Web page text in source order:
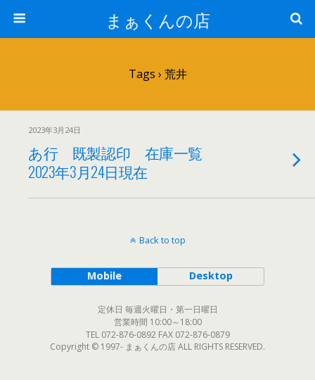
まぁくんの店
Tags › 荒井
2023年3月24日
あ行 既製認印 在庫一覧
2023年3月24日現在
Back to top
Mobile Desktop
定休日 毎週火曜日・第一日曜日
営業時間 10:00～18:00
TEL 072-876-0892 FAX 072-876-0879
Copyright © 1997- まぁくんの店 ALL RIGHTS RESERVED.